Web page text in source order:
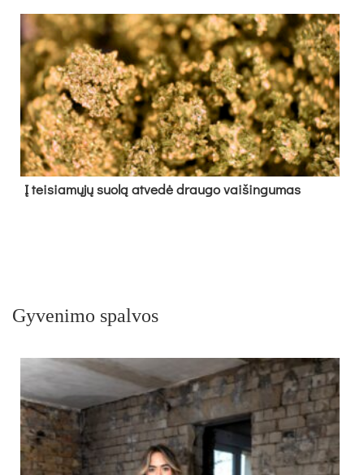
Į tei­sia­mų­jų suo­lą at­ve­dė drau­go vai­šin­gu­mas
Gyvenimo spalvos